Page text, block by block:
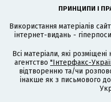
ПРИНЦИПИ І
Використання матеріалів
інтернет-видань -
Всі матеріали, які
агентство "Інтерфакс-
відтворенню та/чи
інакше як з письмового